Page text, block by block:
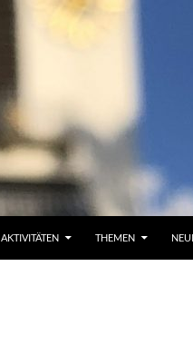
AKTIVITÄTEN THEMEN